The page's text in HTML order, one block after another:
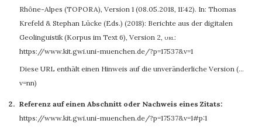
Rhône-Alpes (TOPORA), Version 1 (08.05.2018, 11:42). In: Thomas
Krefeld & Stephan Lücke (Eds.) (2018): Berichte aus der digitalen
Geolinguistik (Korpus im Text 6), Version 2, url:
https://www.kit.gwi.uni-muenchen.de/?p=17537&v=1
Diese URL enthält einen Hinweis auf die unveränderliche Version (…
v=nn)
Referenz auf einen Abschnitt oder Nachweis eines Zitats:
https://www.kit.gwi.uni-muenchen.de/?p=17537&v=1#p:1